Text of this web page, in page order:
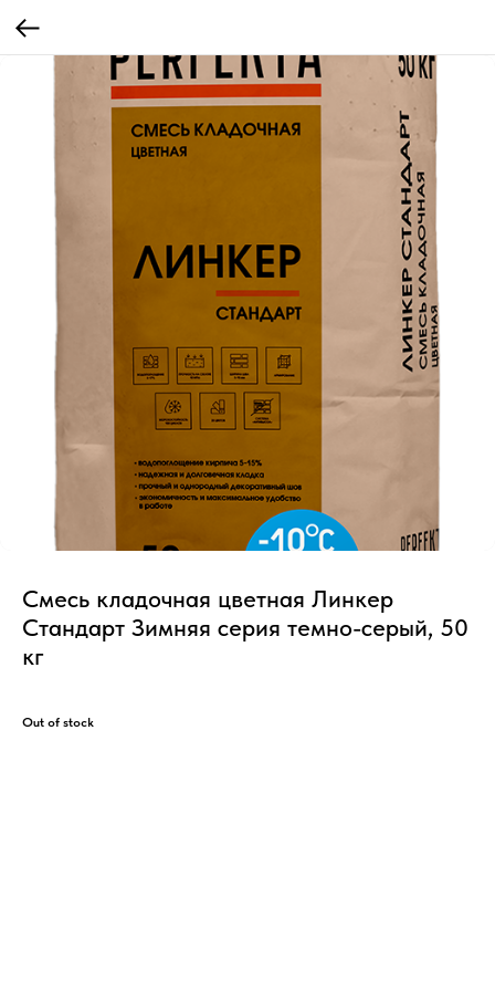
Смесь кладочная цветная Линкер
Стандарт Зимняя серия темно-серый, 50
кг
Out of stock